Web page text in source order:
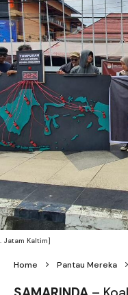
Jatam Kaltim]
Home Pantau Mereka